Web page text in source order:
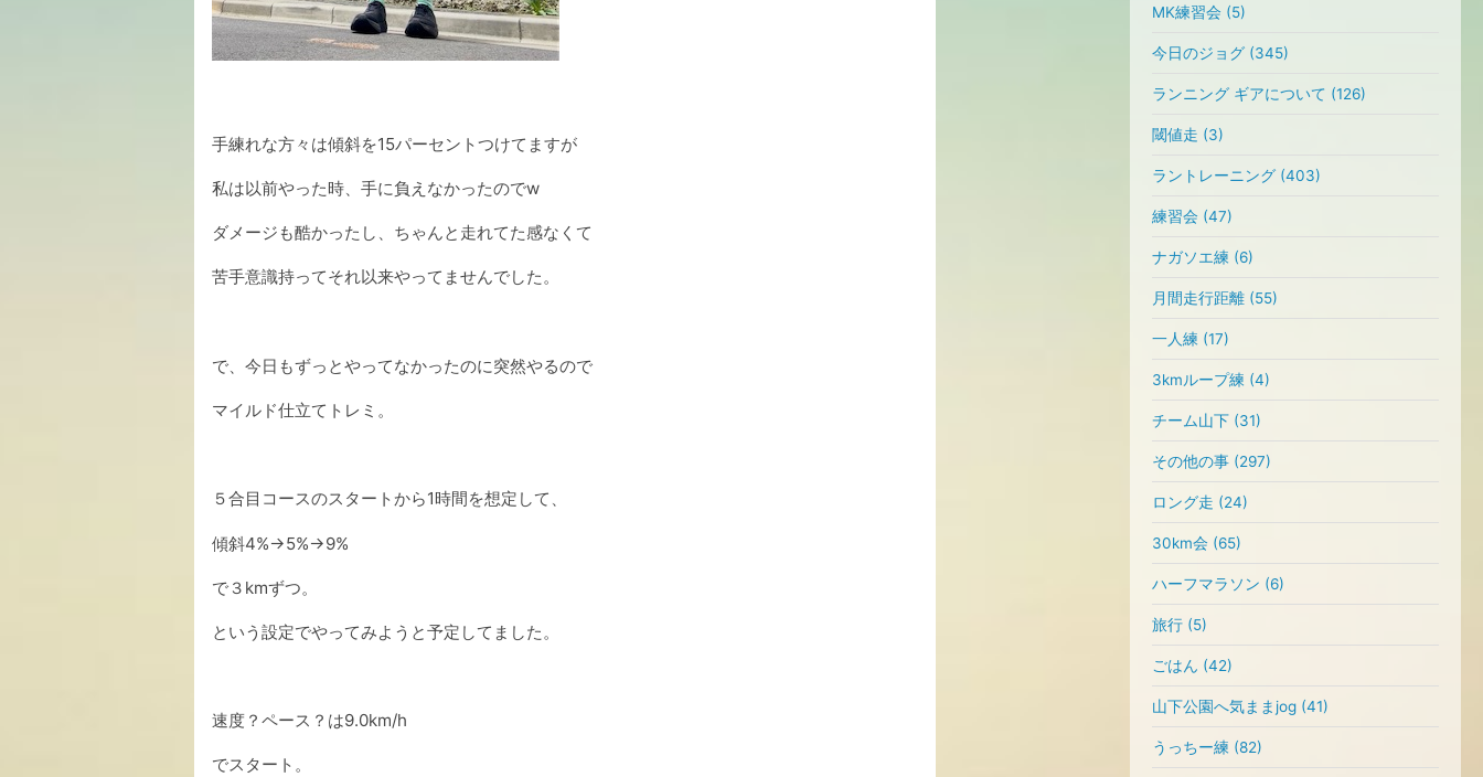
手練れな方々は傾斜を15パーセントつけてますが
私は以前やった時、手に負えなかったのでw
ダメージも酷かったし、ちゃんと走れてた感なくて
苦手意識持ってそれ以来やってませんでした。
で、今日もずっとやってなかったのに突然やるので
マイルド仕立てトレミ。
５合目コースのスタートから1時間を想定して、
傾斜4%→5%→9%
で３kmずつ。
という設定でやってみようと予定してました。
速度？ペース？は9.0km/h
でスタート。
MK練習会 (5)
今日のジョグ (345)
ランニング ギアについて (126)
閾値走 (3)
ラントレーニング (403)
練習会 (47)
ナガソエ練 (6)
月間走行距離 (55)
一人練 (17)
3kmループ練 (4)
チーム山下 (31)
その他の事 (297)
ロング走 (24)
30km会 (65)
ハーフマラソン (6)
旅行 (5)
ごはん (42)
山下公園へ気ままjog (41)
うっちー練 (82)